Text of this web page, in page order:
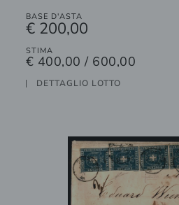
BASE D'ASTA
€ 200,00
STIMA
€ 400,00 / 600,00
DETTAGLIO LOTTO